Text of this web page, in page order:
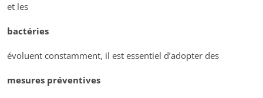
et les
bactéries
évoluent constamment, il est essentiel d’adopter des
mesures préventives